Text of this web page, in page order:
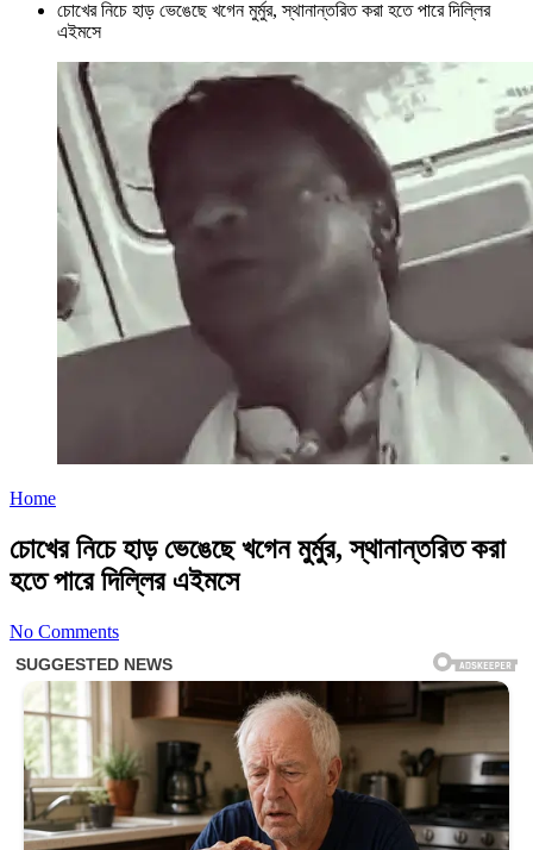
চোখের নিচে হাড় ভেঙেছে খগেন মুর্মুর, স্থানান্তরিত করা হতে পারে দিল্লির
এইমসে
Home
চোখের নিচে হাড় ভেঙেছে খগেন মুর্মুর, স্থানান্তরিত করা
হতে পারে দিল্লির এইমসে
No Comments